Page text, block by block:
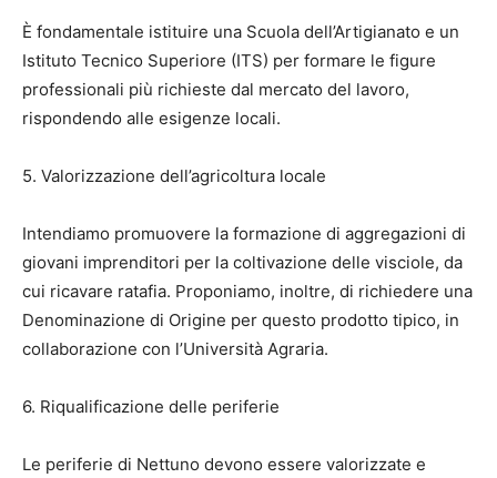
È fondamentale istituire una Scuola dell’Artigianato e un
Istituto Tecnico Superiore (ITS) per formare le figure
professionali più richieste dal mercato del lavoro,
rispondendo alle esigenze locali.
5. Valorizzazione dell’agricoltura locale
Intendiamo promuovere la formazione di aggregazioni di
giovani imprenditori per la coltivazione delle visciole, da
cui ricavare ratafia. Proponiamo, inoltre, di richiedere una
Denominazione di Origine per questo prodotto tipico, in
collaborazione con l’Università Agraria.
6. Riqualificazione delle periferie
Le periferie di Nettuno devono essere valorizzate e